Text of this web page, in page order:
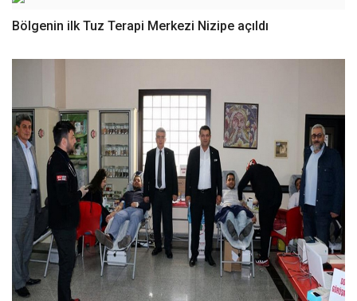
Bölgenin ilk Tuz Terapi Merkezi Nizipe açıldı